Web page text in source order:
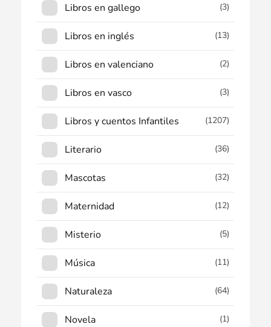
Libros en gallego (3)
Libros en inglés (13)
Libros en valenciano (2)
Libros en vasco (3)
Libros y cuentos Infantiles (1207)
Literario (36)
Mascotas (32)
Maternidad (12)
Misterio (5)
Música (11)
Naturaleza (64)
Novela (1)